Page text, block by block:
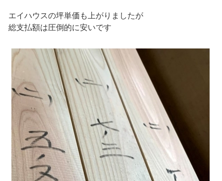
エイハウスの坪単価も上がりましたが
総支払額は圧倒的に安いです